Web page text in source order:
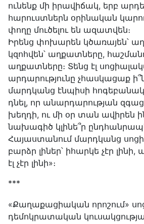
ունենք մի իրավիճակ, երբ
հարուստներն օրինական
փողը մուծելու են ազատվեն։
Իրենց փոխարեն կծառայեն՝
կզոհվեն՝ աղքատները,
աղքատները։ Տենց էլ
արդարությունը չհասկացաք
մարդկանց էնպիսի
դնել, որ անարդարության
խեղդի, ու մի օր տան ավիրեն
նախագիծ կլինե՞ր
Հայաստանում մարդկանց
բարձր լիներ՝ իհարկե չէր
էլ չէր լինի»։
***
«Քաղաքացիական որոշում»
դեմոկրատական